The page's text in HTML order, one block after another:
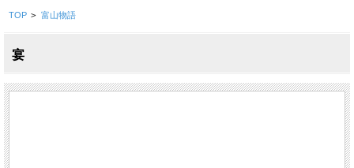
TOP > 富山物語
宴